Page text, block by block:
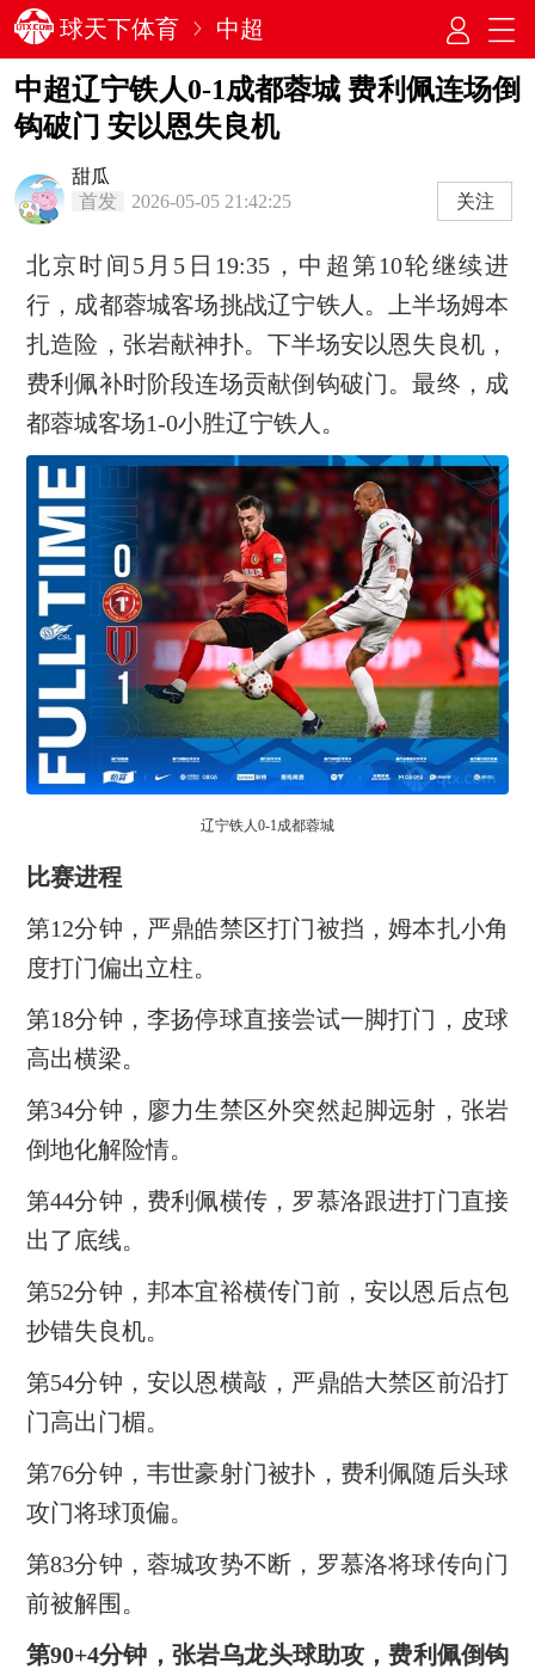
球天下体育 中超
中超辽宁铁人0-1成都蓉城 费利佩连场倒
钩破门 安以恩失良机
甜瓜
首发
2026-05-05 21:42:25 关注
北京时间5月5日19:35，中超第10轮继续进
行，成都蓉城客场挑战辽宁铁人。上半场姆本
扎造险，张岩献神扑。下半场安以恩失良机，
费利佩补时阶段连场贡献倒钩破门。最终，成
都蓉城客场1-0小胜辽宁铁人。
辽宁铁人0-1成都蓉城
比赛进程
第12分钟，严鼎皓禁区打门被挡，姆本扎小角
度打门偏出立柱。
第18分钟，李扬停球直接尝试一脚打门，皮球
高出横梁。
第34分钟，廖力生禁区外突然起脚远射，张岩
倒地化解险情。
第44分钟，费利佩横传，罗慕洛跟进打门直接
出了底线。
第52分钟，邦本宜裕横传门前，安以恩后点包
抄错失良机。
第54分钟，安以恩横敲，严鼎皓大禁区前沿打
门高出门楣。
第76分钟，韦世豪射门被扑，费利佩随后头球
攻门将球顶偏。
第83分钟，蓉城攻势不断，罗慕洛将球传向门
前被解围。
第90+4分钟，张岩乌龙头球助攻，费利佩倒钩